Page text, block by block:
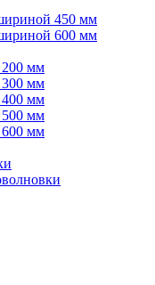
450 мм
600 мм
мм
мм
мм
мм
мм